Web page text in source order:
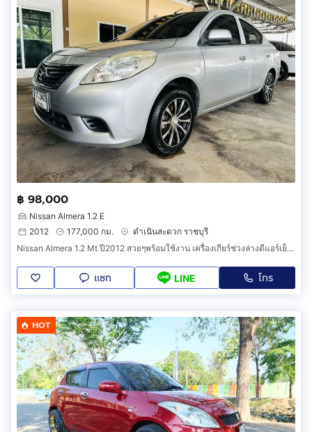
฿ 98,000
Nissan Almera 1.2 E
2012
177,000 กม.
ดำเนินสะดวก ราชบุรี
Nissan Almera 1.2 Mt ปี2012 สวยๆพร้อมใช้งาน เครื่องเกียร์ช่วงล่างดีแอร์เย็น ฟรีโอนให้ด้วยจร้า
แชท LINE โทร
HOT